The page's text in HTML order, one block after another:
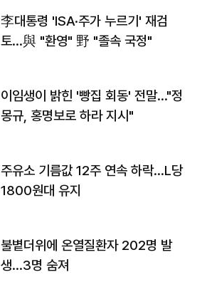
李대통령 'ISA·주가 누르기' 재검
토…與 "환영" 野 "졸속 국정"
이임생이 밝힌 '빵집 회동' 전말…"정
몽규, 홍명보로 하라 지시"
주유소 기름값 12주 연속 하락…L당
1800원대 유지
불볕더위에 온열질환자 202명 발
생…3명 숨져